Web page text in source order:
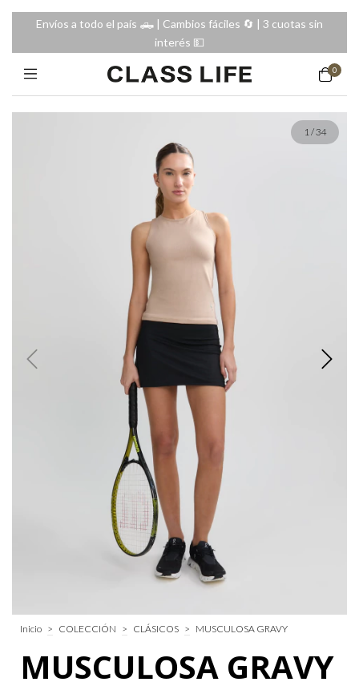
Envíos a todo el país 🛻 | Cambios fáciles 🔄️ | 3 cuotas sin
interés 💵
0
1/34
Inicio > COLECCIÓN > CLÁSICOS > MUSCULOSA GRAVY
MUSCULOSA GRAVY